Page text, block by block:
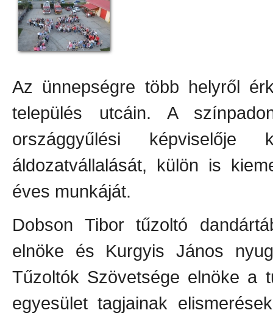
Az ünnepségre több helyről
település utcáin. A
országgyűlési
áldozatvállalását, külön is
éves munkáját.
Dobson Tibor tűzoltó
elnöke és Kurgyis János
Tűzoltók Szövetsége elnöke a
egyesület tagjainak